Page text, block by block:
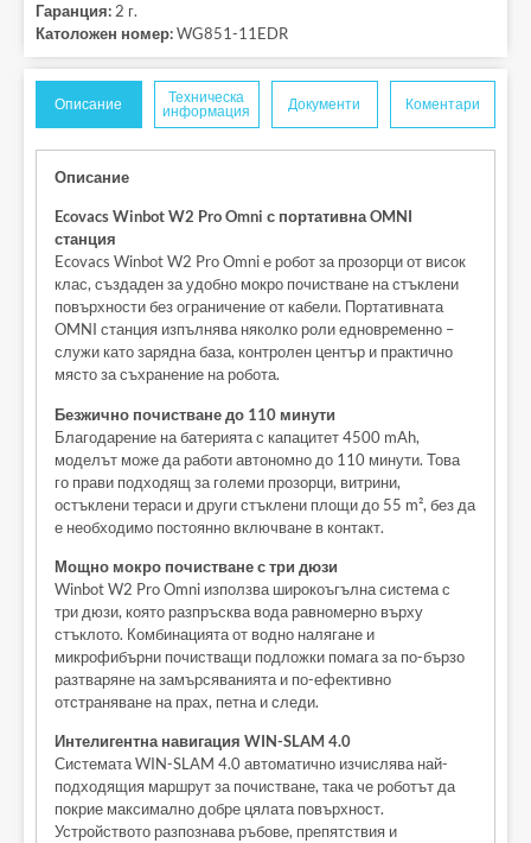
Гаранция:2 г.
Католожен номер:WG851-11EDR
Описание
Техническа
информация
Документи Коментари
Описание
Ecovacs Winbot W2 Pro Omni с портативна OMNI
станция
Ecovacs Winbot W2 Pro Omni е робот за прозорци от висок
клас, създаден за удобно мокро почистване на стъклени
повърхности без ограничение от кабели. Портативната
OMNI станция изпълнява няколко роли едновременно –
служи като зарядна база, контролен център и практично
място за съхранение на робота.
Безжично почистване до 110 минути
Благодарение на батерията с капацитет 4500 mAh,
моделът може да работи автономно до 110 минути. Това
го прави подходящ за големи прозорци, витрини,
остъклени тераси и други стъклени площи до 55 m², без да
е необходимо постоянно включване в контакт.
Мощно мокро почистване с три дюзи
Winbot W2 Pro Omni използва широкоъгълна система с
три дюзи, която разпръсква вода равномерно върху
стъклото. Комбинацията от водно налягане и
микрофибърни почистващи подложки помага за по-бързо
разтваряне на замърсяванията и по-ефективно
отстраняване на прах, петна и следи.
Интелигентна навигация WIN-SLAM 4.0
Системата WIN-SLAM 4.0 автоматично изчислява най-
подходящия маршрут за почистване, така че роботът да
покрие максимално добре цялата повърхност.
Устройството разпознава ръбове, препятствия и